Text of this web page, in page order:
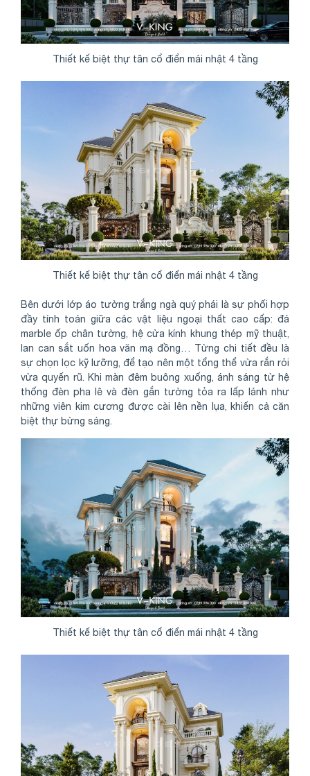
Thiết kế biệt thự tân cổ điển mái nhật 4 tầng
Thiết kế biệt thự tân cổ điển mái nhật 4 tầng
Bên dưới lớp áo tường trắng ngà quý phái là sự phối hợp
đầy tính toán giữa các vật liệu ngoại thất cao cấp: đá
marble ốp chân tường, hệ cửa kính khung thép mỹ thuật,
lan can sắt uốn hoa văn mạ đồng… Từng chi tiết đều là
sự chọn lọc kỹ lưỡng, để tạo nên một tổng thể vừa rắn rỏi
vừa quyến rũ. Khi màn đêm buông xuống, ánh sáng từ hệ
thống đèn pha lê và đèn gắn tường tỏa ra lấp lánh như
những viên kim cương được cài lên nền lụa, khiến cả căn
biệt thự bừng sáng.
Thiết kế biệt thự tân cổ điển mái nhật 4 tầng